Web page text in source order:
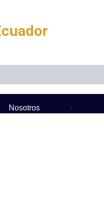
Nosotros